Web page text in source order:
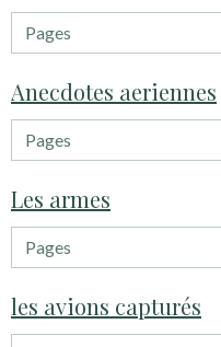
Anecdotes aeriennes
Les armes
les avions capturés